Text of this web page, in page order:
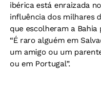
ibérica está enraizada
influência dos milhares
que escolheram a Bahia
“É raro alguém em
um amigo ou um
ou em Portugal”.